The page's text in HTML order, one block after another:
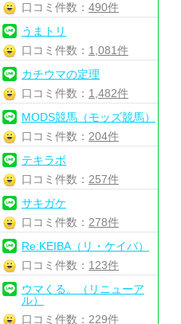
口コミ件数： 490件
うまトリ
口コミ件数： 1,081件
カチウマの定理
口コミ件数： 1,482件
MODS競馬（モッズ競馬）
口コミ件数： 204件
テキラボ
口コミ件数： 257件
サキガケ
口コミ件数： 278件
Re:KEIBA（リ・ケイバ）
口コミ件数： 123件
ウマくる。（リニューア
ル）
口コミ件数： 229件